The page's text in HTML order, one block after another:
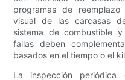
programas de
visual de las carcasas
sistema de combustible
fallas deben
basados ​​en el tiempo o el
La inspección periódica